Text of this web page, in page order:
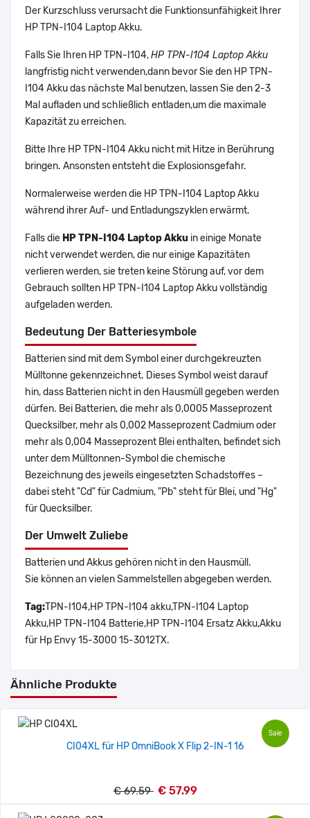
Der Kurzschluss verursacht die Funktionsunfähigkeit Ihrer
HP TPN-I104 Laptop Akku.
Falls Sie Ihren HP TPN-I104,HP TPN-I104 Laptop Akku
langfristig nicht verwenden,dann bevor Sie den HP TPN-
I104 Akku das nächste Mal benutzen, lassen Sie den 2-3
Mal aufladen und schließlich entladen,um die maximale
Kapazität zu erreichen.
Bitte Ihre HP TPN-I104 Akku nicht mit Hitze in Berührung
bringen. Ansonsten entsteht die Explosionsgefahr.
Normalerweise werden die HP TPN-I104 Laptop Akku
während ihrer Auf- und Entladungszyklen erwärmt.
Falls die HP TPN-I104 Laptop Akku in einige Monate
nicht verwendet werden, die nur einige Kapazitäten
verlieren werden, sie treten keine Störung auf, vor dem
Gebrauch sollten HP TPN-I104 Laptop Akku vollständig
aufgeladen werden.
Bedeutung Der Batteriesymbole
Batterien sind mit dem Symbol einer durchgekreuzten
Mülltonne gekennzeichnet. Dieses Symbol weist darauf
hin, dass Batterien nicht in den Hausmüll gegeben werden
dürfen. Bei Batterien, die mehr als 0,0005 Masseprozent
Quecksilber, mehr als 0,002 Masseprozent Cadmium oder
mehr als 0,004 Masseprozent Blei enthalten, befindet sich
unter dem Mülltonnen-Symbol die chemische
Bezeichnung des jeweils eingesetzten Schadstoffes –
dabei steht "Cd" für Cadmium, "Pb" steht für Blei, und "Hg"
für Quecksilber.
Der Umwelt Zuliebe
Batterien und Akkus gehören nicht in den Hausmüll.
Sie können an vielen Sammelstellen abgegeben werden.
Tag:TPN-I104,HP TPN-I104 akku,TPN-I104 Laptop
Akku,HP TPN-I104 Batterie,HP TPN-I104 Ersatz Akku,Akku
für Hp Envy 15-3000 15-3012TX.
Ähnliche Produkte
Sale
CI04XL für HP OmniBook X Flip 2-IN-1 16
€ 69.59 € 57.99